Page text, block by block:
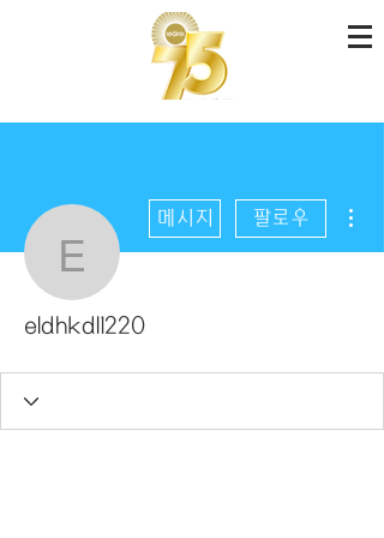
eldhkdl1220
메시지 팔로우
eldhkdl1220